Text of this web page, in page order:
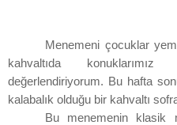
Menemeni çocuklar
kahvaltıda
değerlendiriyorum. Bu hafta
kalabalık olduğu bir kahvaltı
Bu menemenin klasik